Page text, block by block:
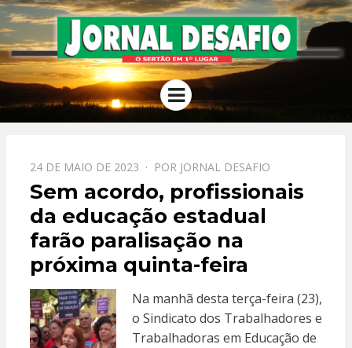
JORNAL
DESAFIO
O Sertão em 1º Lugar
Menu
PPOSTADO
EM
24 DE MAIO DE 2023 POR JORNAL DESAFIO
Sem acordo, profissionais
da educação estadual
farão paralisação na
próxima quinta-feira
Na manhã desta terça-feira (23),
o Sindicato dos Trabalhadores e
Trabalhadoras em Educação de